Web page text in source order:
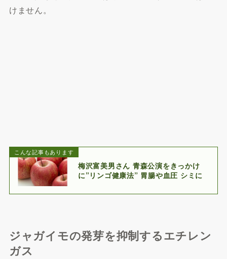
けません。
こんな記事もあります
梅沢富美男さん 青森公演をきっかけ
に”リンゴ健康法” 胃腸や血圧 シミに
ジャガイモの発芽を抑制するエチレン
ガス